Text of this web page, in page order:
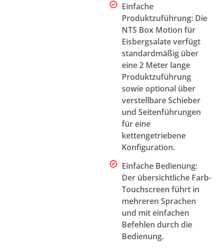
Einfache
Produktzuführung: Die
NTS Box Motion für
Eisbergsalate verfügt
standardmäßig über
eine 2 Meter lange
Produktzuführung
sowie optional über
verstellbare Schieber
und Seitenführungen
für eine
kettengetriebene
Konfiguration.
Einfache Bedienung:
Der übersichtliche Farb-
Touchscreen führt in
mehreren Sprachen
und mit einfachen
Befehlen durch die
Bedienung.